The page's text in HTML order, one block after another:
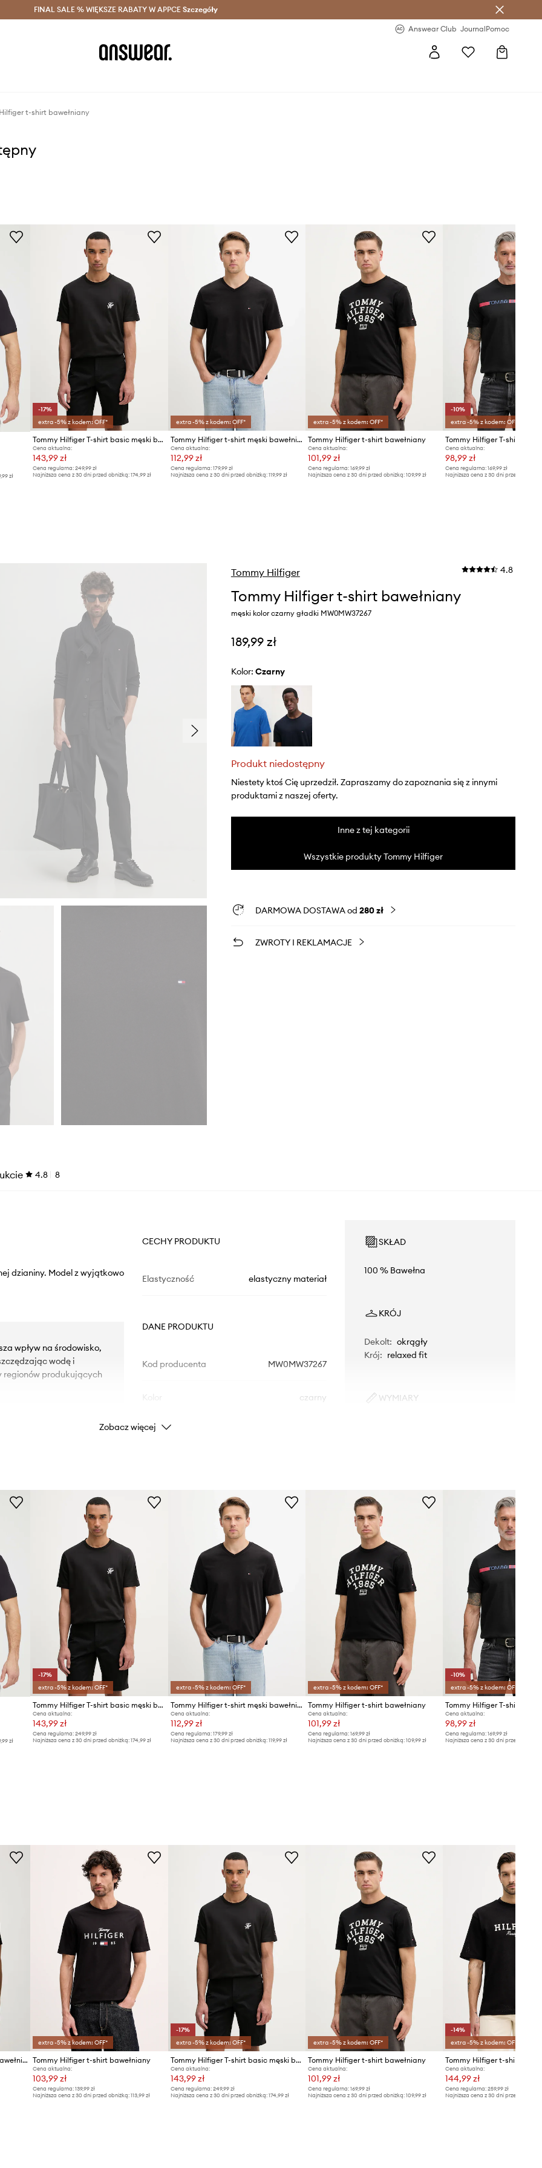
Oszczędzaj z Answear Club > Dostawa nawet w 24h >
FINAL SALE % WIĘKSZE RABATY W APPCE Szczegóły
Answear Club JournalPomoc
t-shirt bawełniany
zł
-17%
extra -5% z kodem: OFF*
Tommy Hilfiger T-shirt basic męski bawełniany SUMMER
Cena aktualna:
143,99 zł
Cena regularna: 249,99 zł
Najniższa cena z 30 dni przed obniżką: 174,99 zł
extra -5% z kodem: OFF*
Tommy Hilfiger t-shirt męski bawełniany
Cena aktualna:
112,99 zł
Cena regularna: 179,99 zł
Najniższa cena z 30 dni przed obniżką: 119,99 zł
extra -5% z kodem: OFF*
Tommy Hilfiger t-shirt bawełniany
Cena aktualna:
101,99 zł
Cena regularna:169,99 zł
Najniższa cena z 30 dni przed obniżką:109,99 zł
-10%
extra -5% z kodem: OFF*
Cena aktualna:
98,99 zł
Cena regularna: 169,99 zł
Najniższa cena z 30 dni przed obniżką:
Tommy Hilfiger 4.8
Tommy Hilfiger t-shirt bawełniany
męski kolor czarny gładki MW0MW37267
189,99 zł
Kolor: czarny
Produkt niedostępny
Niestety ktoś Cię uprzedził. Zapraszamy do zapoznania się z innymi
produktami z naszej oferty.
Inne z tej kategorii
Wszystkie produkty Tommy Hilfiger
DARMOWA DOSTAWA od 280 zł
ZWROTY I REKLAMACJE
4.8 8
dzianiny. Model z wyjątkowo
wpływ na środowisko,
wodę i
regionów produkujących
CECHY PRODUKTU
Elastyczność elastyczny materiał
DANE PRODUKTU
Kod producenta MW0MW37267
czarny
Marka
ID Produktu
SKŁAD
100 % Bawełna
KRÓJ
Dekolt: okrągły
Krój: relaxed fit
WYMIARY
Tabela rozmiarów
Zobacz więcej
zł
-17%
extra -5% z kodem: OFF*
Tommy Hilfiger T-shirt basic męski bawełniany SUMMER
Cena aktualna:
143,99 zł
Cena regularna: 249,99 zł
Najniższa cena z 30 dni przed obniżką: 174,99 zł
extra -5% z kodem: OFF*
Tommy Hilfiger t-shirt męski bawełniany
Cena aktualna:
112,99 zł
Cena regularna: 179,99 zł
Najniższa cena z 30 dni przed obniżką: 119,99 zł
extra -5% z kodem: OFF*
Tommy Hilfiger t-shirt bawełniany
Cena aktualna:
101,99 zł
Cena regularna:169,99 zł
Najniższa cena z 30 dni przed obniżką:109,99 zł
-10%
extra -5% z kodem: OFF*
Cena aktualna:
98,99 zł
Cena regularna: 169,99 zł
Najniższa cena z 30 dni przed obniżką:
Tommy Hilfiger T-shirt męski bawełniany
extra -5% z kodem: OFF*
Tommy Hilfiger t-shirt bawełniany
Cena aktualna:
103,99 zł
Cena regularna: 139,99 zł
Najniższa cena z 30 dni przed obniżką: 113,99 zł
-17%
extra -5% z kodem: OFF*
Tommy Hilfiger T-shirt basic męski bawełniany SUMMER
Cena aktualna:
143,99 zł
Cena regularna: 249,99 zł
Najniższa cena z 30 dni przed obniżką: 174,99 zł
extra -5% z kodem: OFF*
Tommy Hilfiger t-shirt bawełniany
Cena aktualna:
101,99 zł
Cena regularna:169,99 zł
Najniższa cena z 30 dni przed obniżką:109,99 zł
-14%
extra -5% z kodem: OFF*
Tommy Hilfiger t-shirt
Cena aktualna:
144,99 zł
Cena regularna: 259,99 zł
Najniższa cena z 30 dni przed obniżką: